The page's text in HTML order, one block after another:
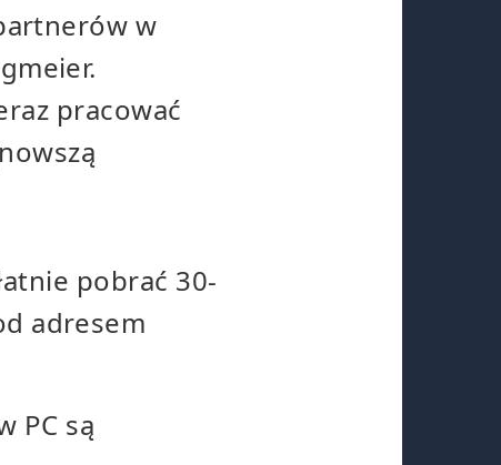
w
pracować
pobrać 30-
adresem
PC są